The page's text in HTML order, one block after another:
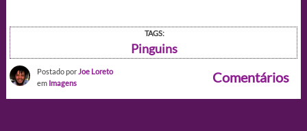
TAGS:
Pinguins
Postado por Joe Loreto
em Imagens Comentários